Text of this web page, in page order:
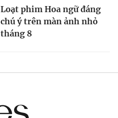
Loạt phim Hoa ngữ đáng
chú ý trên màn ảnh nhỏ
tháng 8